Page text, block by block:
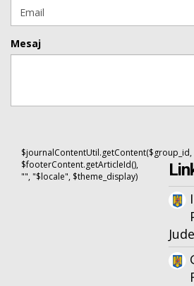
Mesaj
$journalContentUtil.getContent($group_id,
$footerContent.getArticleId(),
"", "$locale", $theme_display)